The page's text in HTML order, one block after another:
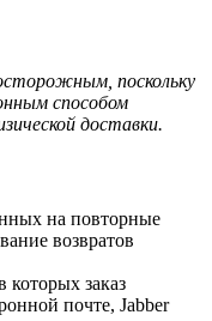
поскольку
способом
доставки.
на повторные
возвратов
которых заказ
почте, Jabber